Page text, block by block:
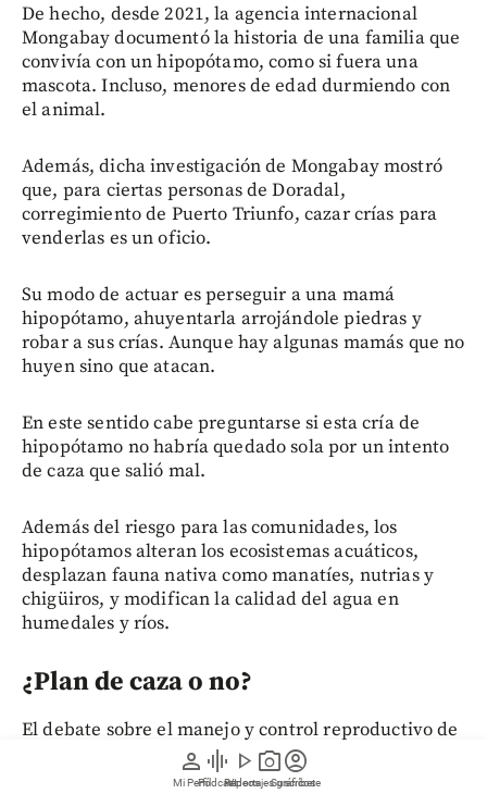
person
Mi Perfil
graphic_eq
Pódcast
play_arrow
Videos
photo_camera
Reportajes gráficos
account_circle
Suscríbete
De hecho, desde 2021, la agencia internacional
Mongabay documentó la historia de una familia que
convivía con un hipopótamo, como si fuera una
mascota. Incluso, menores de edad durmiendo con
el animal.
Además, dicha investigación de Mongabay mostró
que, para ciertas personas de Doradal,
corregimiento de Puerto Triunfo, cazar crías para
venderlas es un oficio.
Su modo de actuar es perseguir a una mamá
hipopótamo, ahuyentarla arrojándole piedras y
robar a sus crías. Aunque hay algunas mamás que no
huyen sino que atacan.
En este sentido cabe preguntarse si esta cría de
hipopótamo no habría quedado sola por un intento
de caza que salió mal.
Además del riesgo para las comunidades, los
hipopótamos alteran los ecosistemas acuáticos,
desplazan fauna nativa como manatíes, nutrias y
chigüiros, y modifican la calidad del agua en
humedales y ríos.
¿Plan de caza o no?
El debate sobre el manejo y control reproductivo de
esta especie sigue abierto. Recientemente, el nuevo
ministro de Ambiente, Fabio Arjona, anunció que no